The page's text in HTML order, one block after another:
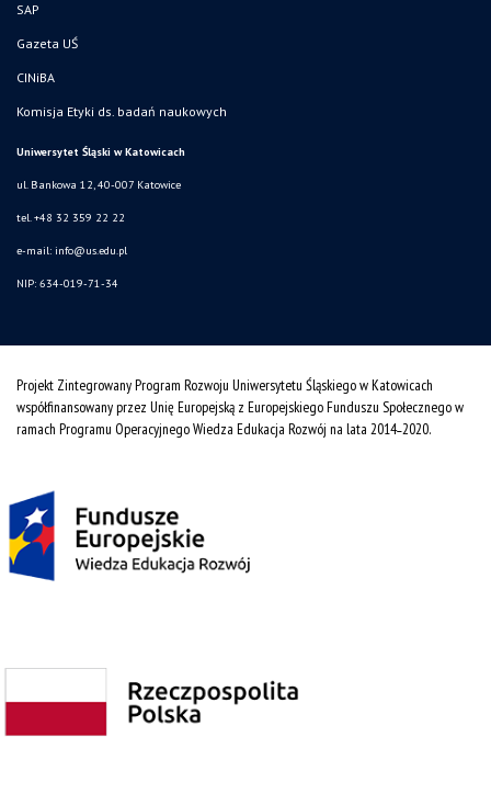
SAP
Gazeta UŚ
CINiBA
Komisja Etyki ds. badań naukowych
Uniwersytet Śląski w Katowicach
ul. Bankowa 12, 40-007 Katowice
tel. +48 32 359 22 22
e-mail: info@us.edu.pl
NIP: 634-019-71-34
Projekt Zintegrowany Program Rozwoju Uniwersytetu Śląskiego w Katowicach
współfinansowany przez Unię Europejską z Europejskiego Funduszu Społecznego w
ramach Programu Operacyjnego Wiedza Edukacja Rozwój na lata 2014˗2020.